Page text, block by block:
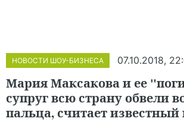
НОВОСТИ ШОУ-БИЗНЕСА 07.10.2018,
Мария Максакова и ее
супруг всю страну обвели
пальца, считает